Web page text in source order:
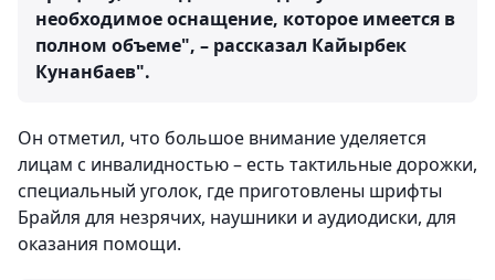
необходимое оснащение, которое имеется в
полном объеме", – рассказал Кайырбек
Кунанбаев".
Он отметил, что большое внимание уделяется
лицам с инвалидностью – есть тактильные дорожки,
специальный уголок, где приготовлены шрифты
Брайля для незрячих, наушники и аудиодиски, для
оказания помощи.